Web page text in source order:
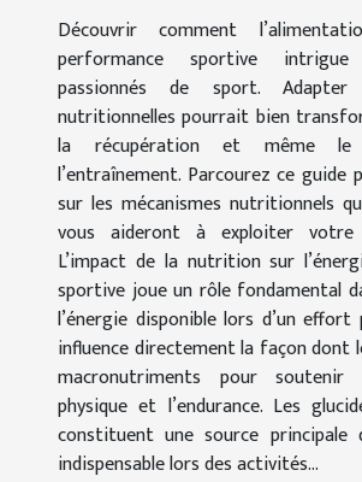
Découvrir comment
performance sportive
passionnés de sport. Adapter
nutritionnelles pourrait bien
la récupération et même le
l’entraînement. Parcourez ce guide
sur les mécanismes nutritionnels
vous aideront à exploiter votre
L’impact de la nutrition sur
sportive joue un rôle fondamental
l’énergie disponible lors d’un effort
influence directement la façon dont
macronutriments pour soutenir
physique et l’endurance. Les
constituent une source principale
indispensable lors des activités...